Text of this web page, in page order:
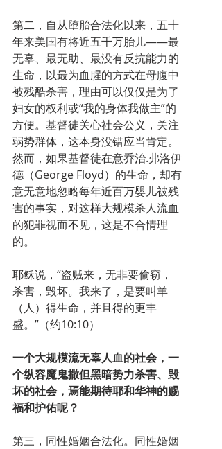
第二，自从堕胎合法化以来，五十
年来美国有将近五千万胎儿——最
无辜、最无助、最没有反抗能力的
生命，以最为血腥的方式在母腹中
被残酷杀害，理由可以仅仅是为了
妇女的权利或“我的身体我做主”的
方便。基督徒关心社会公义，关注
弱势群体，这本身没错应当肯定。
然而，如果基督徒在意乔治.弗洛伊
德（George Floyd）的生命，却有
意无意地忽略每年近百万婴儿被残
害的事实，对这样大规模杀人流血
的犯罪视而不见，这是不合情理
的。
耶稣说，“盗贼来，无非要偷窃，
杀害，毁坏。我来了，是要叫羊
（人）得生命，并且得的更丰
盛。”（约10:10）
一个大规模流无辜人血的社会，一
个纵容魔鬼撒但黑暗势力杀害、毁
坏的社会，焉能期待耶和华神的赐
福和护佑呢？
第三，同性婚姻合法化。同性婚姻